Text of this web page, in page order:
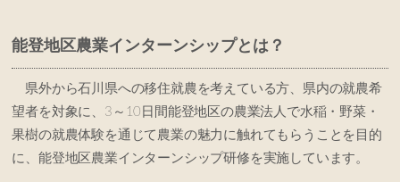
能登地区農業インターンシップとは？
県外から石川県への移住就農を考えている方、県内の就農希
望者を対象に、3～10日間能登地区の農業法人で水稲・野菜・
果樹の就農体験を通じて農業の魅力に触れてもらうことを目的
に、能登地区農業インターンシップ研修を実施しています。